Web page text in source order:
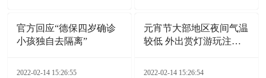
官方回应“德保四岁确诊
小孩独自去隔离”
2022-02-14 15:26:55
元宵节大部地区夜间气温
较低 外出赏灯游玩注意
2022-02-14 15:26:54